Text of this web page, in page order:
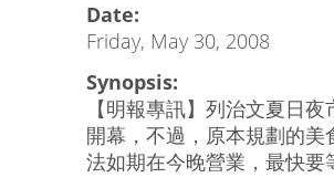
Date:
Friday, May 30, 2008
Synopsis:
【明報專訊】列治文夏日
開幕，不過，原本規劃的美
法如期在今晚營業，最快要